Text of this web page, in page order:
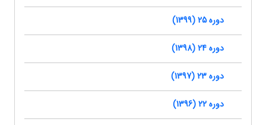
دوره 25 (1399)
دوره 24 (1398)
دوره 23 (1397)
دوره 22 (1396)